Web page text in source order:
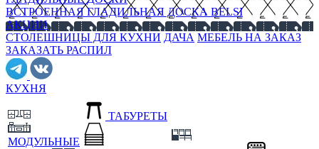
ВСТРОЕННАЯ ГЛАДИЛЬНАЯ ДОСКА BELSI
АКЦИИ
СТОЛЕШНИЦЫ ДЛЯ КУХНИ ДАЧА МЕБЕЛЬ НА ЗАКАЗ
ЗАКАЗАТЬ РАСПИЛ
КУХНЯ
МОДУЛЬНЫЕ
ТАБУРЕТЫ